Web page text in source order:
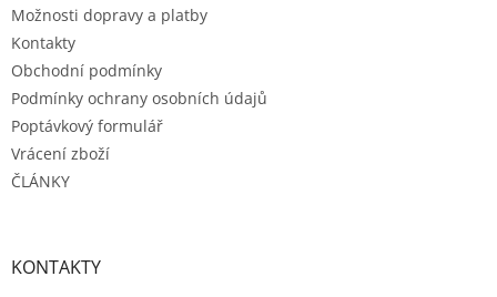
Možnosti dopravy a platby
Kontakty
Obchodní podmínky
Podmínky ochrany osobních údajů
Poptávkový formulář
Vrácení zboží
ČLÁNKY
KONTAKTY